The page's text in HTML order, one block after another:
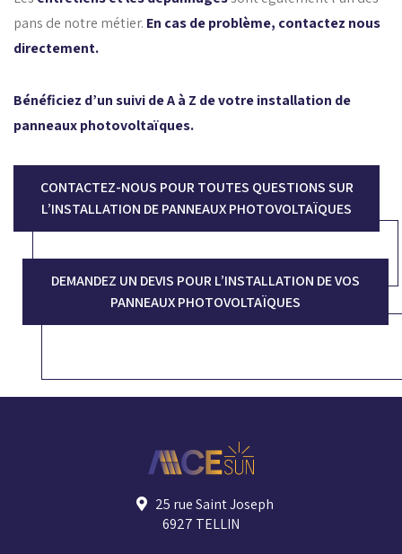
pans de notre métier. En cas de problème, contactez nous
directement.
Bénéficiez d’un suivi de A à Z de votre installation de
panneaux photovoltaïques.
CONTACTEZ-NOUS POUR TOUTES QUESTIONS SUR
L’INSTALLATION DE PANNEAUX PHOTOVOLTAÏQUES
DEMANDEZ UN DEVIS POUR L’INSTALLATION DE VOS
PANNEAUX PHOTOVOLTAÏQUES
25 rue Saint Joseph
6927 TELLIN